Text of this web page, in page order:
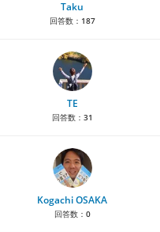
Taku
回答数： 187
TE
回答数： 31
Kogachi OSAKA
回答数： 0